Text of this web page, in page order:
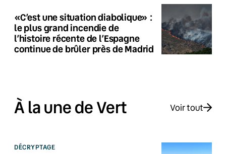
«C’est une situation diabolique» :
le plus grand incendie de
l’histoire récente de l’Espagne
continue de brûler près de Madrid
À la une de Vert Voir tout
DÉCRYPTAGE